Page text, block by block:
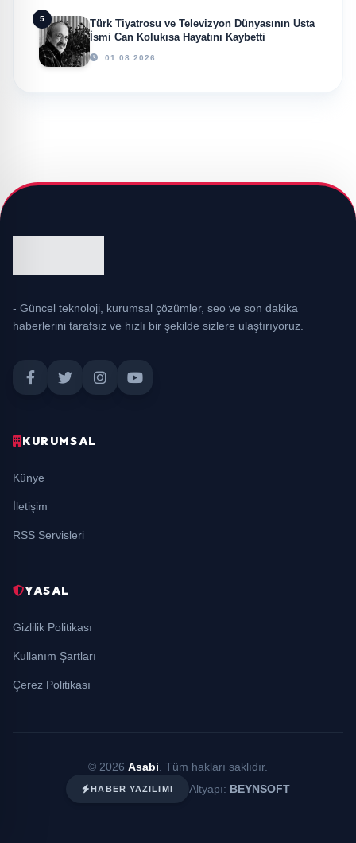
5
Türk Tiyatrosu ve Televizyon Dünyasının Usta
İsmi Can Kolukısa Hayatını Kaybetti
01.08.2026
- Güncel teknoloji, kurumsal çözümler, seo ve son dakika
haberlerini tarafsız ve hızlı bir şekilde sizlere ulaştırıyoruz.
KURUMSAL
Künye
İletişim
RSS Servisleri
YASAL
Gizlilik Politikası
Kullanım Şartları
Çerez Politikası
© 2026 Asabi . Tüm hakları saklıdır.
HABER YAZILIMI Altyapı: BEYNSOFT